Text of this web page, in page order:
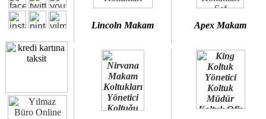
Lincoln Makam Apex Makam